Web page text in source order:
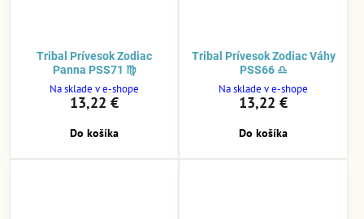
Tribal Prívesok Zodiac
Panna PSS71 ♍
Na sklade v e-shope
13,22 €
Do košíka
Tribal Prívesok Zodiac Váhy
PSS66 ♎
Na sklade v e-shope
13,22 €
Do košíka